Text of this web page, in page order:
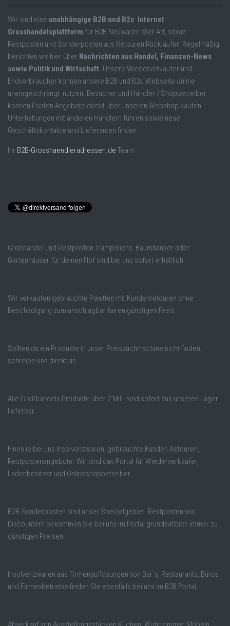
Wir sind eine unabhängige B2B und B2c Internet
Grosshandelsplattform für B2B Neuwaren aller Art, sowie
Restposten und Sonderposten aus Retouren Rückläufer. Regelmäßig
berichten wir hier über Nachrichten aus Handel, Finanzen-News
sowie Politik und Wirtschaft. Unsere Wiederverkäufer und
Endverbraucher können unsere B2B und B2c Webseite online
uneingeschrängt nutzen. Besucher und Händler / Shopbetreiber
können Posten Angebote direkt über unseren Webshop kaufen.
Unterhaltungen mit anderen Händlern führen sowie neue
Geschäftskontakte und Lieferanten finden.
Ihr B2B-Grosshaendleradressen.de Team
Großhandel und Restposten Trampoliens, Baumhäuser oder
Gartenhäuser für deinen Hof sind bei uns sofort erhältlich.
Wir verkaufen gebrauchte Paletten mit Kundenretouren ohne
Beschädigung zum unschlagbar fairen günstigen Preis.
Sollten du ein Produkte in unser Preissuchmschine nicht finden,
schreibe uns direkt an.
Alle Großhandels Produkte über 2 Mill. sind sofort aus unseren Lager
lieferbar.
Finen ie bei uns Insolvenzwaren, gebrauchte Kunden Retouren,
Restpostenangebote. Wir sind das Portal für Wiederverkäufer,
Ladenbesitzer und Onlineshopbetreiber.
B2B Sonderposten sind unser Specialgebiet. Restposten von
Discountern bekommen Sie bei uns im Portal grundsätzlich immer zu
günstigen Preisen.
Insolvenzwaren aus Firmenauflösungen von Bar´s, Restaurants, Büros
und Firmenbetriebe finden SIe ebenfalls bei uns im B2B Portal.